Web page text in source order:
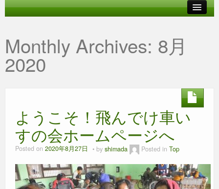
参加する
私たちの活動
Monthly Archives: 8月
2020
ようこそ！飛んでけ車い
すの会ホームページへ
Posted on 2020年8月27日 by shimada Posted in Top